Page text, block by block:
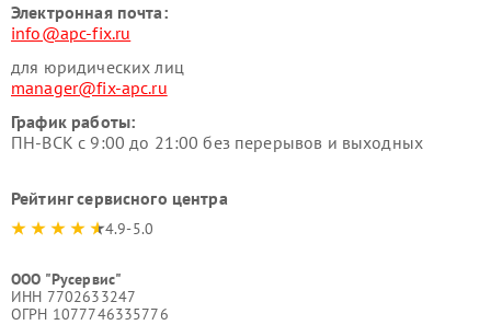
Электронная почта:
info@apc-fix.ru
для юридических лиц
manager@fix-apc.ru
График работы:
ПН-ВСК с 9:00 до 21:00 без перерывов и выходных
Рейтинг сервисного центра
4.9-5.0
ООО "Русервис"
ИНН 7702633247
ОГРН 1077746335776